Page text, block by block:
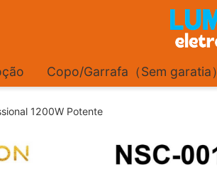
Copo/Garrafa（Sem garatia）
1200W Potente